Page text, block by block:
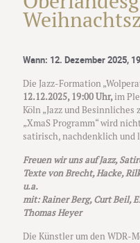
Wann: 12. Dezember 2025,
Die Jazz-Formation
12.12.2025, 19:00 Uhr,im
Köln „Jazz und Besinnliches
„XmaS Programm“ wird
satirisch, nachdenklich und
Freuen wir uns aufJazz,
Texte von Brecht, Hacke,
u.a.
mit: Rainer Berg, Curt Beil,
Thomas Heyer
Die Künstler um den WDR-